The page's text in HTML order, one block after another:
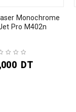
Monochrome
Pro M402n
DT